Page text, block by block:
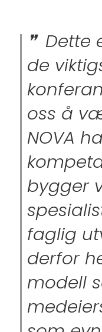
Dette
de
oss å
NOVA
bygger
faglig
derfor
modell